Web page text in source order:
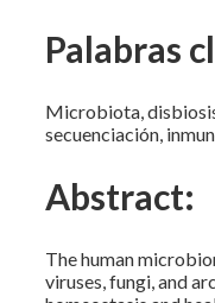
Palabras
Microbiota,
secuenciación,
Abstract:
The human
viruses, fungi, and